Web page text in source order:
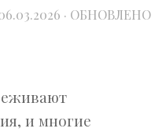
· ОБНОВЛЕНО
и многие